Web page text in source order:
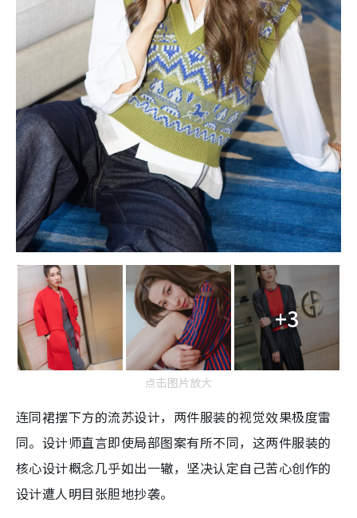
+3
点击图片放大
连同裙摆下方的流苏设计，两件服装的视觉效果极度雷
同。设计师直言即使局部图案有所不同，这两件服装的
核心设计概念几乎如出一辙，坚决认定自己苦心创作的
设计遭人明目张胆地抄袭。